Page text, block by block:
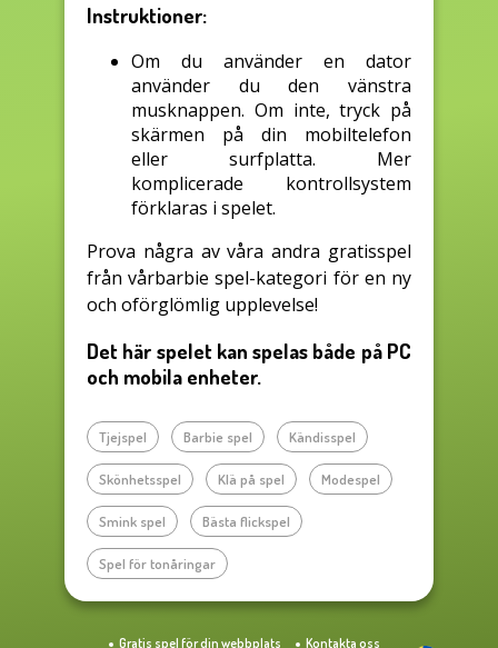
Instruktioner:
Om du använder en dator
använder du den vänstra
musknappen. Om inte, tryck på
skärmen på din mobiltelefon
eller surfplatta. Mer
komplicerade kontrollsystem
förklaras i spelet.
Prova några av våra andra gratisspel
från vårbarbie spel-kategori för en ny
och oförglömlig upplevelse!
Det här spelet kan spelas både på PC
och mobila enheter.
Tjejspel Barbie spel Kändisspel
Skönhetsspel Klä på spel Modespel
Smink spel Bästa flickspel
Spel för tonåringar
Gratis spel för din webbplats Kontakta oss